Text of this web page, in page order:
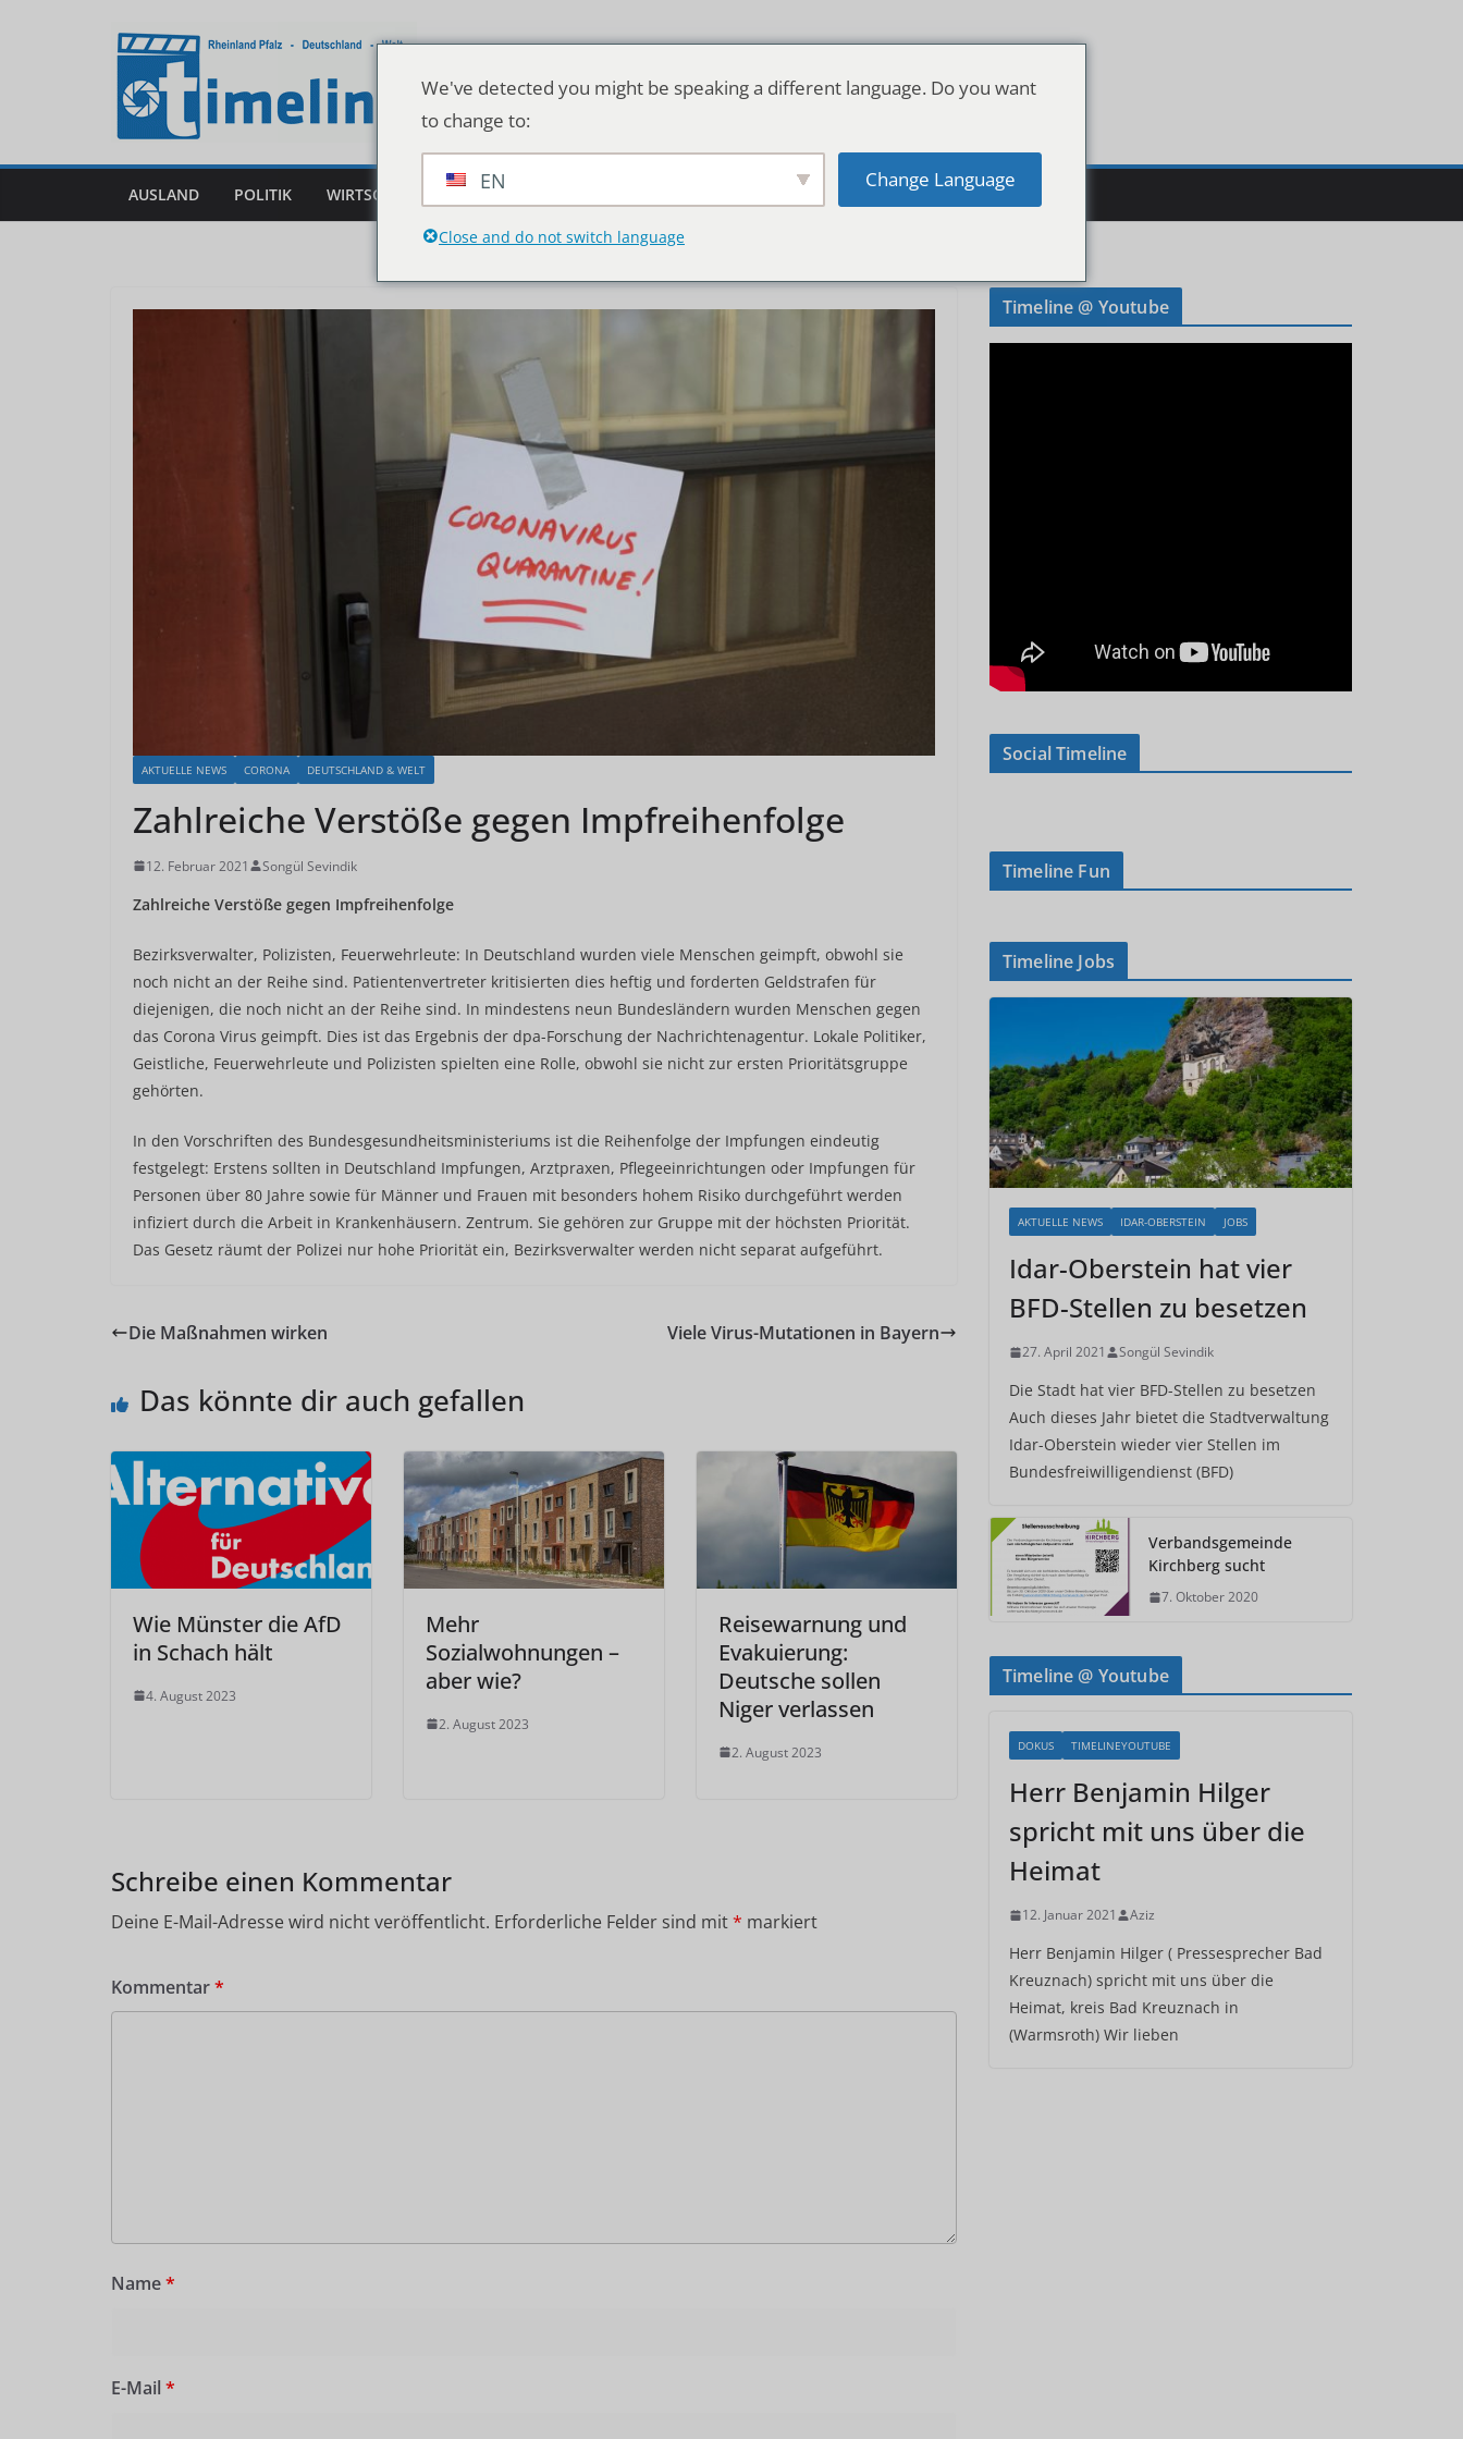
AUSLAND POLITIK WIRTSCHAFT DEUTSCHLAND & WELT
AKTUELLE NEWS CORONA DEUTSCHLAND & WELT
Zahlreiche Verstöße gegen Impfreihenfolge
12. Februar 2021 Songül Sevindik
Zahlreiche Verstöße gegen Impfreihenfolge
Bezirksverwalter, Polizisten, Feuerwehrleute: In Deutschland wurden viele Menschen geimpft, obwohl sie
noch nicht an der Reihe sind. Patientenvertreter kritisierten dies heftig und forderten Geldstrafen für
diejenigen, die noch nicht an der Reihe sind. In mindestens neun Bundesländern wurden Menschen gegen
das Corona Virus geimpft. Dies ist das Ergebnis der dpa-Forschung der Nachrichtenagentur. Lokale Politiker,
Geistliche, Feuerwehrleute und Polizisten spielten eine Rolle, obwohl sie nicht zur ersten Prioritätsgruppe
gehörten.
In den Vorschriften des Bundesgesundheitsministeriums ist die Reihenfolge der Impfungen eindeutig
festgelegt: Erstens sollten in Deutschland Impfungen, Arztpraxen, Pflegeeinrichtungen oder Impfungen für
Personen über 80 Jahre sowie für Männer und Frauen mit besonders hohem Risiko durchgeführt werden
infiziert durch die Arbeit in Krankenhäusern. Zentrum. Sie gehören zur Gruppe mit der höchsten Priorität.
Das Gesetz räumt der Polizei nur hohe Priorität ein, Bezirksverwalter werden nicht separat aufgeführt.
Die Maßnahmen wirken Viele Virus-Mutationen in Bayern
Das könnte dir auch gefallen
Wie Münster die AfD
in Schach hält
4. August 2023
Mehr
Sozialwohnungen –
aber wie?
2. August 2023
Reisewarnung und
Evakuierung:
Deutsche sollen
Niger verlassen
2. August 2023
Schreibe einen Kommentar
Deine E-Mail-Adresse wird nicht veröffentlicht. Erforderliche Felder sind mit* markiert
Kommentar*
Name*
E-Mail *
Timeline @ Youtube
Social Timeline
Timeline Fun
Timeline Jobs
AKTUELLE NEWS IDAR-OBERSTEIN JOBS
Idar-Oberstein hat vier
BFD-Stellen zu besetzen
27. April 2021 Songül Sevindik
Die Stadt hat vier BFD-Stellen zu besetzen
Auch dieses Jahr bietet die Stadtverwaltung
Idar-Oberstein wieder vier Stellen im
Bundesfreiwilligendienst (BFD)
Verbandsgemeinde
Kirchberg sucht
7. Oktober 2020
Timeline @ Youtube
DOKUS TIMELINEYOUTUBE
Herr Benjamin Hilger
spricht mit uns über die
Heimat
12. Januar 2021 Aziz
Herr Benjamin Hilger ( Pressesprecher Bad
Kreuznach) spricht mit uns über die
Heimat, kreis Bad Kreuznach in
(Warmsroth) Wir lieben
We've detected you might be speaking a different language. Do you want
to change to:
EN Change Language
Close and do not switch language